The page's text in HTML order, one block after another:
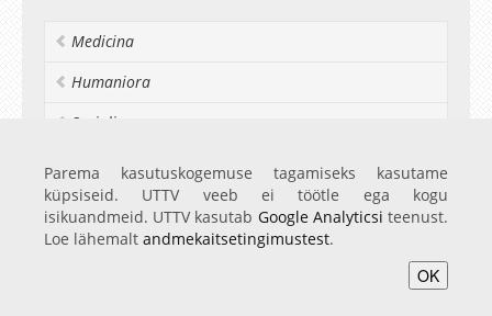
Medicina
Humaniora
Socialia
Realia et naturalia
Ülikoolist veel
Parema kasutuskogemuse tagamiseks kasutame
küpsiseid. UTTV veeb ei töötle ega kogu
isikuandmeid. UTTV kasutab Google Analyticsi teenust.
Loe lähemalt andmekaitsetingimustest.
OK